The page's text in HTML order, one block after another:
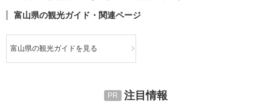
富山県の観光ガイド・関連ページ
富山県の観光ガイドを見る
注目情報